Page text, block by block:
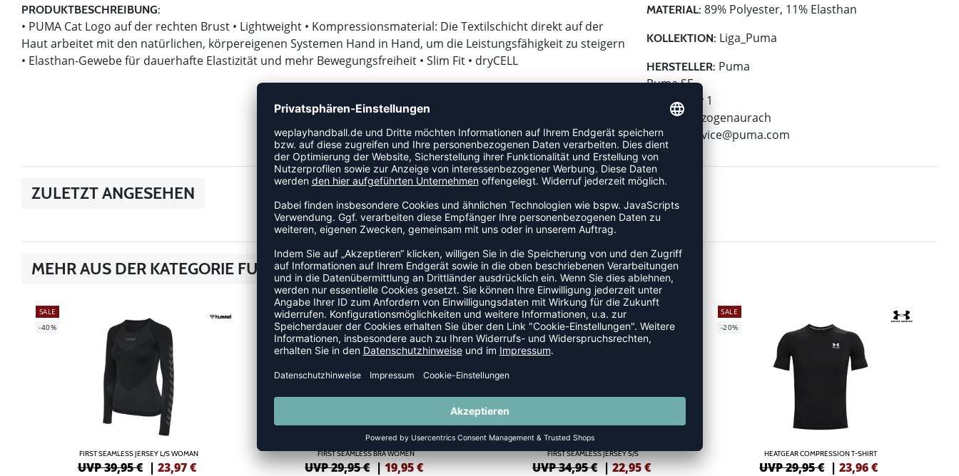
PRODUKTBESCHREIBUNG:
• PUMA Cat Logo auf der rechten Brust • Lightweight • Kompressionsmaterial: Die Textilschicht direkt auf der
Haut arbeitet mit den natürlichen, körpereigenen Systemen Hand in Hand, um die Leistungsfähigkeit zu steigern
• Elasthan-Gewebe für dauerhafte Elastizität und mehr Bewegungsfreiheit • Slim Fit • dryCELL
MATERIAL: 89% Polyester, 11% Elasthan
KOLLEKTION: Liga_Puma
HERSTELLER: Puma
Puma SE
Puma Way 1
91074 Herzogenaurach
E-Mail:
service@puma.com
ZULETZT ANGESEHEN
MEHR AUS DER KATEGORIE FUNKTIONSSHIRTS
SALE
-40%
FIRST SEAMLESS JERSEY L/S WOMAN
UVP 39,95 € | 23,97€
SALE
-33%
FIRST SEAMLESS BRA WOMEN
UVP 29,95 € |19,95€
SALE
-34%
FIRST SEAMLESS JERSEY S/S
UVP 34,95 € |22,95€
SALE
-20%
HEATGEAR COMPRESSION T-SHIRT
UVP 29,95 € |23,96€